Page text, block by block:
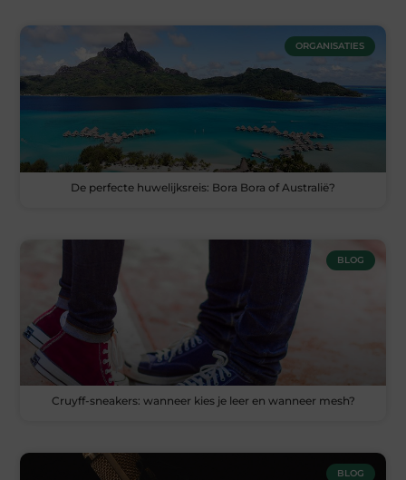
ORGANISATIES
De perfecte huwelijksreis: Bora Bora of Australië?
BLOG
Cruyff-sneakers: wanneer kies je leer en wanneer mesh?
BLOG